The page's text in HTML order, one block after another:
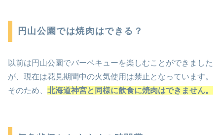
円山公園では焼肉はできる？
以前は円山公園でバーベキューを楽しむことができました
が、現在は花見期間中の火気使用は禁止となっています。
そのため、 北海道神宮と同様に飲食に焼肉はできません。